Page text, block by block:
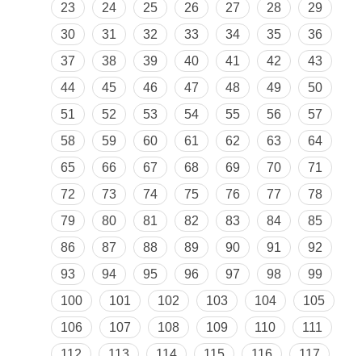
23
24 25 26 27 28
29
30
31 32 33 34 35
36
37
38 39 40 41 42
43
44
45 46 47 48 49
50
51
52 53 54 55 56
57
58
59 60 61 62 63
64
65
66 67 68 69 70
71
72
73 74 75 76 77
78
79
80 81 82 83 84
85
86
87 88 89 90 91
92
93
94 95 96 97 98
99
100
101 102 103 104
105
106
107 108 109 110
111